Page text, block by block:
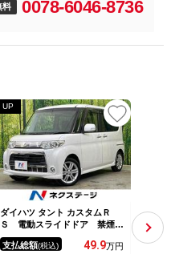
料 0078-6046-8736
UP
ダイハツ タント カスタムＲ
Ｓ 電動スライドドア 禁煙
車 スマートキー ＨＩＤヘッ
ド フォグランプ ＥＴＣ 純
支払総額(税込) 49.9万円
ダイハ
Ｓ ト
ＩＩ
支払総額